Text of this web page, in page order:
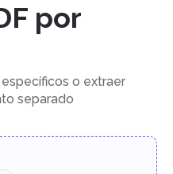
por
o extraer
separado